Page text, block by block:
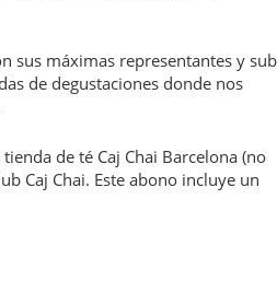
sus máximas representantes y
de degustaciones donde nos
de té Caj Chai Barcelona (no
Caj Chai. Este abono incluye un